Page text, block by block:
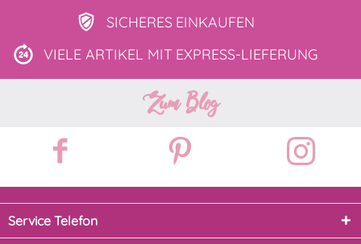
SICHERES EINKAUFEN
VIELE ARTIKEL MIT EXPRESS-LIEFERUNG
Zum Blog
Service Telefon